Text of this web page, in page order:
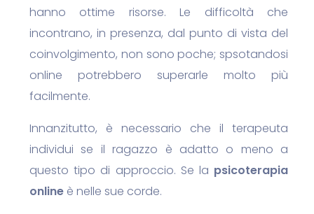
hanno ottime risorse. Le difficoltà che
incontrano, in presenza, dal punto di vista del
coinvolgimento, non sono poche; spsotandosi
online potrebbero superarle molto più
facilmente.
Innanzitutto, è necessario che il terapeuta
individui se il ragazzo è adatto o meno a
questo tipo di approccio. Se la psicoterapia
online è nelle sue corde.